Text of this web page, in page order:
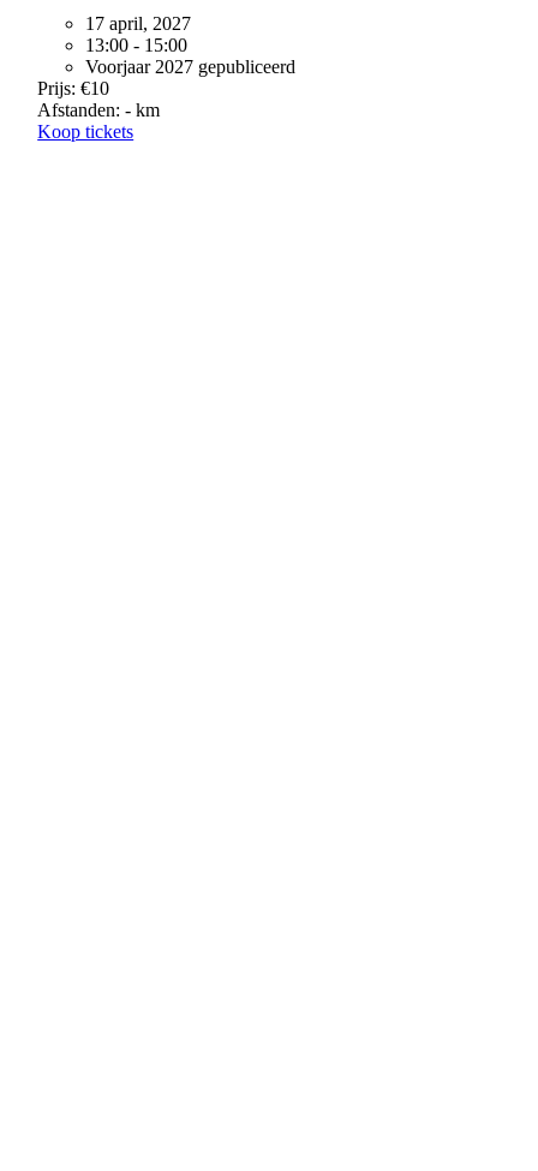
17 april, 2027
13:00 - 15:00
Voorjaar 2027 gepubliceerd
Prijs: €10
Afstanden: - km
Koop tickets